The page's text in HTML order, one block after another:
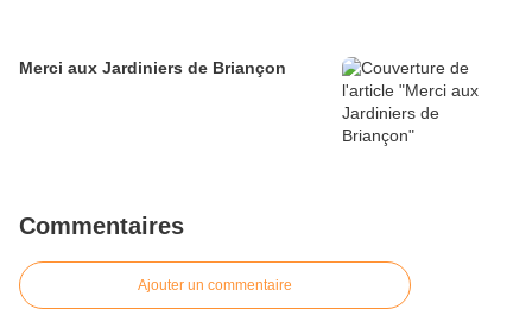
Merci aux Jardiniers de Briançon
Commentaires
Ajouter un commentaire